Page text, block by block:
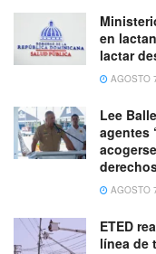
en
lactar
AGOSTO
Lee
agentes
AGOSTO
ETED
línea de